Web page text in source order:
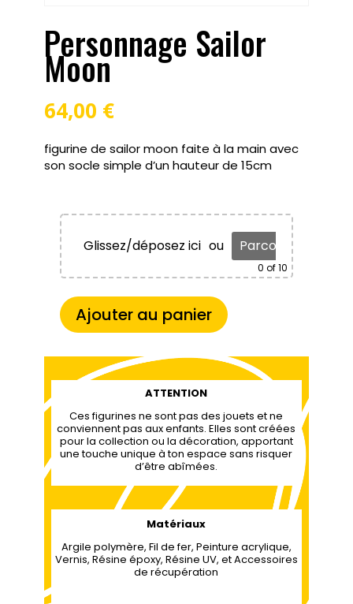
Personnage Sailor
Moon
64,00 €
figurine de sailor moon faite à la main avec
son socle simple d’un hauteur de 15cm
Glissez/déposez ici ou Parcourir
0 of 10
Ajouter au panier
ATTENTION
Ces figurines ne sont pas des jouets et ne
conviennent pas aux enfants. Elles sont créées
pour la collection ou la décoration, apportant
une touche unique à ton espace sans risquer
d’être abîmées.
Matériaux
Argile polymère, Fil de fer, Peinture acrylique,
Vernis, Résine époxy, Résine UV, et Accessoires
de récupération